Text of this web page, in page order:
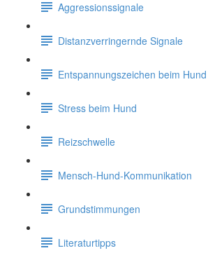
Aggressionssignale
Distanzverringernde Signale
Entspannungszeichen beim Hund
Stress beim Hund
Reizschwelle
Mensch-Hund-Kommunikation
Grundstimmungen
Literaturtipps